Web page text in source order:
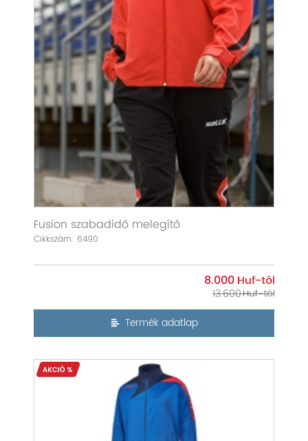
Fusion szabadidő melegítő
Cikkszám: 6490
8.000
13.600
Termék adatlap